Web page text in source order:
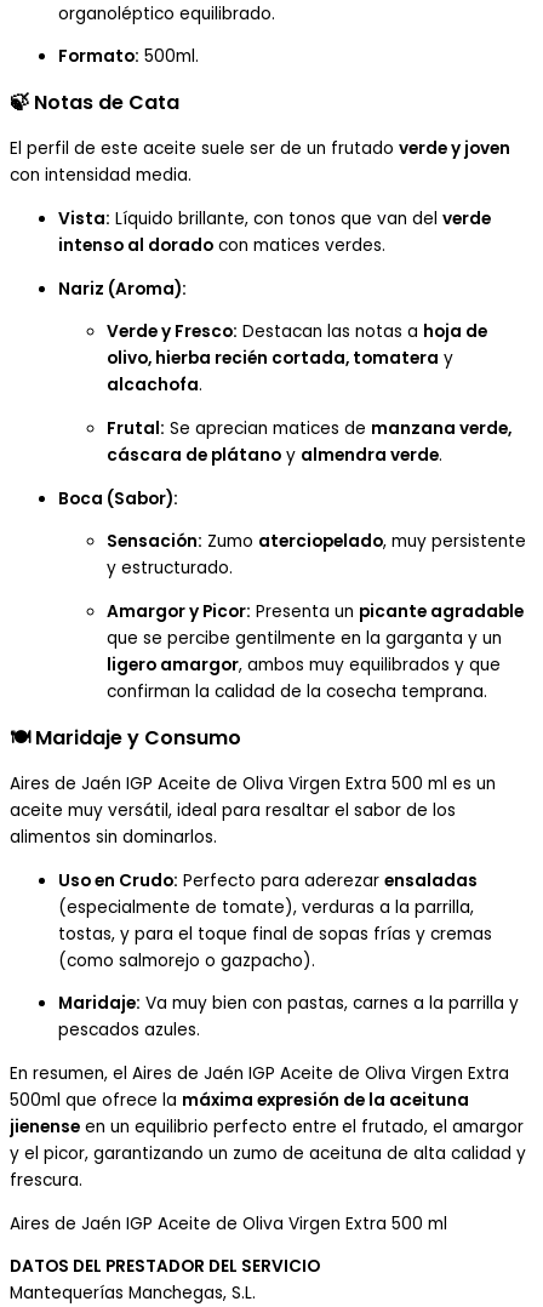
organoléptico equilibrado.
Formato: 500ml.
🍃 Notas de Cata
El perfil de este aceite suele ser de un frutado verde y joven
con intensidad media.
Vista: Líquido brillante, con tonos que van del verde
intenso al dorado con matices verdes.
Nariz (Aroma):
Verde y Fresco: Destacan las notas a hoja de
olivo, hierba recién cortada, tomatera y
alcachofa.
Frutal: Se aprecian matices de manzana verde,
cáscara de plátano y almendra verde.
Boca (Sabor):
Sensación: Zumo aterciopelado, muy persistente
y estructurado.
Amargor y Picor: Presenta un picante agradable
que se percibe gentilmente en la garganta y un
ligero amargor, ambos muy equilibrados y que
confirman la calidad de la cosecha temprana.
🍽️Maridaje y Consumo
Aires de Jaén IGP Aceite de Oliva Virgen Extra 500 ml es un
aceite muy versátil, ideal para resaltar el sabor de los
alimentos sin dominarlos.
Uso en Crudo: Perfecto para aderezar ensaladas
(especialmente de tomate), verduras a la parrilla,
tostas, y para el toque final de sopas frías y cremas
(como salmorejo o gazpacho).
Maridaje: Va muy bien con pastas, carnes a la parrilla y
pescados azules.
En resumen, el Aires de Jaén IGP Aceite de Oliva Virgen Extra
500ml que ofrece la máxima expresión de la aceituna
jienense en un equilibrio perfecto entre el frutado, el amargor
y el picor, garantizando un zumo de aceituna de alta calidad y
frescura.
Aires de Jaén IGP Aceite de Oliva Virgen Extra 500 ml
DATOS DEL PRESTADOR DEL SERVICIO
Mantequerías Manchegas, S.L.